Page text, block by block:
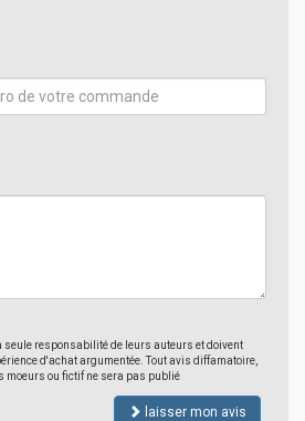
seule responsabilité de leurs auteurs et doivent
d'achat argumentée. Tout avis diffamatoire,
moeurs ou fictif ne sera pas publié
laisser mon avis